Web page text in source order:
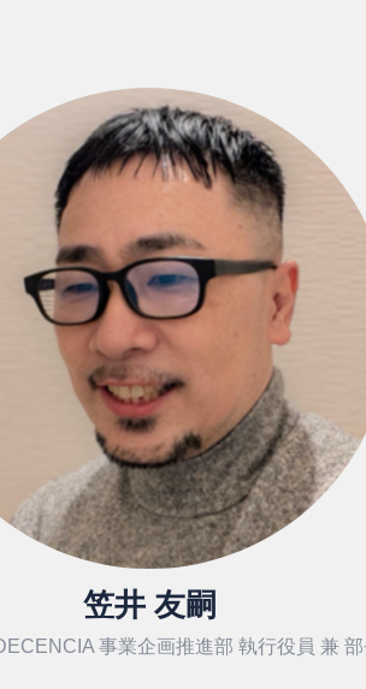
笠井 友嗣
事業企画推進部 執行役員 兼